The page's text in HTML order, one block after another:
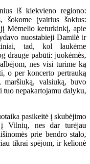
iš kiekvieno regiono:
šokome įvairius šokius:
Mėmelio keturkinkį, apie
nuostabieji Damilė ir
tad, kol laukėme
drauge pabūti: juokėmės,
nes visi turime ką
o per koncerto pertrauką
maršiuką, valsiuką, buvo
tuo nepakartojamu dalyku,
pasikeitė į skubėjimo
Vilnių, nes dar turėjau
prie bendro stalo,
tikrai spėjom, ir kelionė